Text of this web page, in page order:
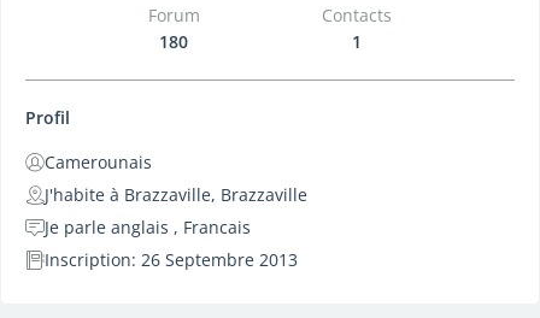
Forum
180
Contacts
1
Profil
Camerounais
J'habite à Brazzaville, Brazzaville
Je parle anglais , Francais
Inscription: 26 Septembre 2013